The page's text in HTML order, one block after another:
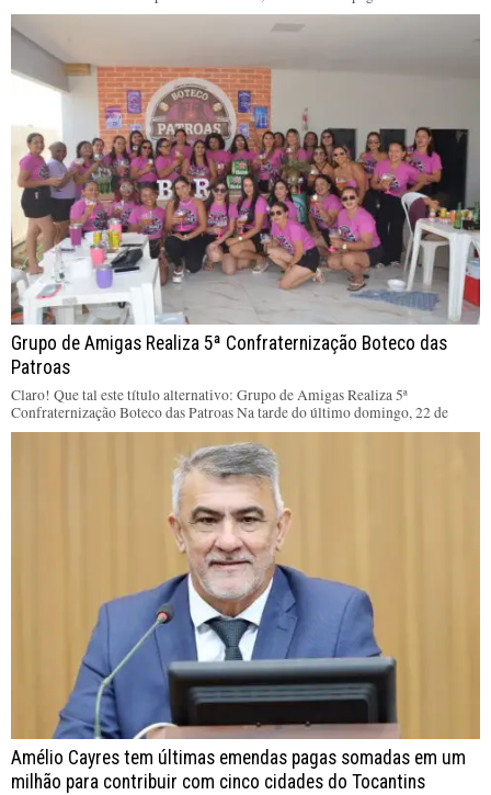
Grupo de Amigas Realiza 5ª Confraternização Boteco das
Patroas
Claro! Que tal este título alternativo: Grupo de Amigas Realiza 5ª
Confraternização Boteco das Patroas Na tarde do último domingo, 22 de
Amélio Cayres tem últimas emendas pagas somadas em um
milhão para contribuir com cinco cidades do Tocantins